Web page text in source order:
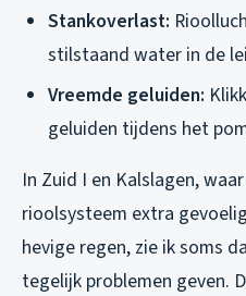
Stankoverlast:
stilstaand water in de
Vreemde geluiden:
geluiden tijdens het
In Zuid I en Kalslagen,
rioolsysteem extra
hevige regen, zie ik soms
tegelijk problemen geven.